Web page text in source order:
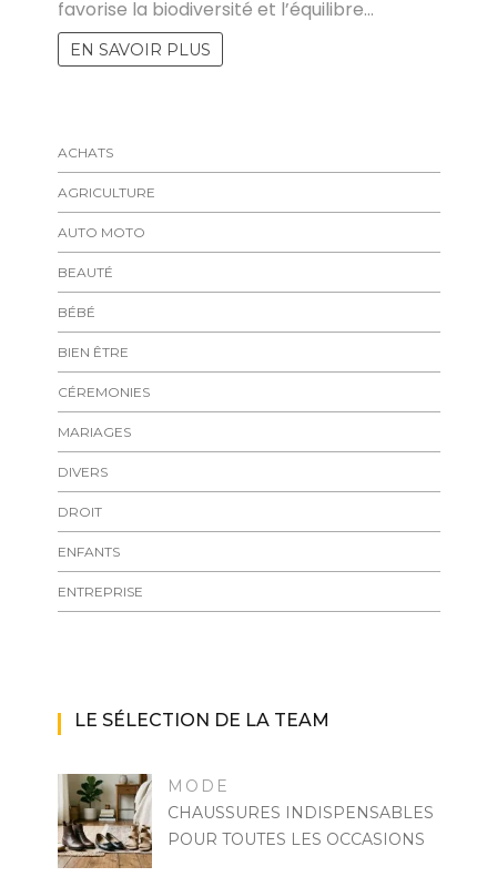
favorise la biodiversité et l’équilibre…
EN SAVOIR PLUS
ACHATS
AGRICULTURE
AUTO MOTO
BEAUTÉ
BÉBÉ
BIEN ÊTRE
CÉREMONIES
MARIAGES
DIVERS
DROIT
ENFANTS
ENTREPRISE
LE SÉLECTION DE LA TEAM
MODE
CHAUSSURES INDISPENSABLES
POUR TOUTES LES OCCASIONS